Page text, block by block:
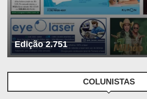
Edição 2.751
COLUNISTAS